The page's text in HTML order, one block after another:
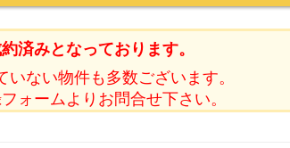
済みとなっております。
ない物件も多数ございます。
ォームよりお問合せ下さい。